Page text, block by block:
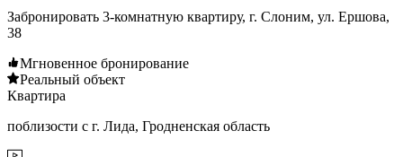
Забронировать 3-комнатную квартиру, г. Слоним, ул. Ершова,
38
Мгновенное бронирование
Реальный объект
Квартира
поблизости с г. Лида, Гродненская область